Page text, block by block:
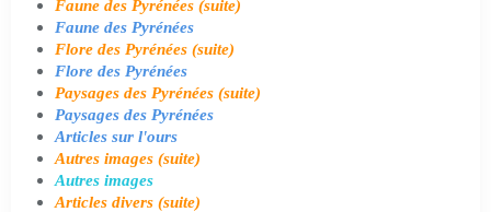
Faune des Pyrénées (suite)
Faune des Pyrénées
Flore des Pyrénées (suite)
Flore des Pyrénées
Paysages des Pyrénées (suite)
Paysages des Pyrénées
Articles sur l'ours
Autres images (suite)
Autres images
Articles divers (suite)